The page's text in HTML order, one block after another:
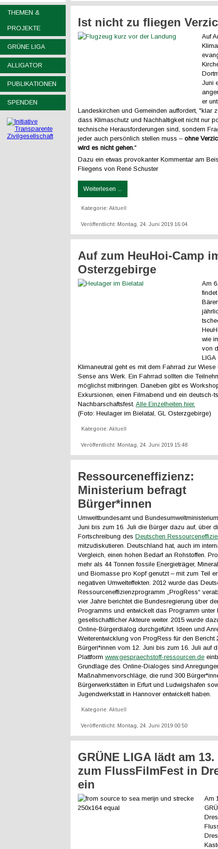
THEMEN &
PROJEKTE
GRÜNE LIGA
ALLIGATOR
PUBLIKATIONEN
SPENDEN
Ist nicht zu fliegen
Auf
Juni
er
Landeskirchen und Gemeinden auffordert, "klar
dass Klimaschutz und Nachhaltigkeit nicht nur
technische Herausforderungen sind, sondern
jeder auch persönlich stellen muss – ohne
wird es nicht gehen."
Dazu ein etwas provokanter Kommentar am
Fliegens von René Schuster
Weiterlesen ...
Kategorie: Aktuell
Veröffentlicht: Montag, 24. Juni 2019 16:04
Auf zum HeuHoi-Camp
Osterzgebirge
Am
wie
von
LIGA
Klimaneutral geht es mit dem Fahrrad zur Wiese
Sense ans Werk. Ein Fahrrad sollten die
möglichst mitbringen. Daneben gibt es
Exkursionen, einen Filmabend und ein deutsch-
Nachbarschaftsfest. Alle Einzelheiten hier.
(Foto: Heulager im Bielatal, GL Osterzgebirge)
Kategorie: Aktuell
Veröffentlicht: Montag, 24. Juni 2019 15:48
Ressourceneffizienz:
Ministerium befragt
Bürger*innen
Umweltbundesamt und
Juni bis zum 16. Juli die Bürger dazu auf, über
Fortschreibung des Deutschen
mitzudiskutieren. Deutschland hat, auch im
Vergleich, einen hohen Bedarf an Rohstoffen.
mehr als 44 Tonnen fossile Energieträger,
und Biomasse pro Kopf genutzt – mit zum Teil
negativen Umwelteffekten. 2012 wurde das
Ressourceneffizienzprogramm „ProgRess“
vier Jahre berichtet die Bundesregierung über
Programms und entwickelt das Programm unter
gesellschaftlicher Akteure weiter. 2015 wurde
Online-Bürgerdialog durchgeführt. Ideen und
Weiterentwicklung von ProgRess für den Bericht
Bürgeri*innen vom 12. Juni bis zum 16. Juli auf
Plattform www.gespraechstoff-ressourcen.de
Grundlage des Online-Dialoges sind
Maßnahmenvorschläge, die rund 300
Bürgerwerkstätten in Erfurt und Ludwigshafen
Jugendwerkstatt in Hannover entwickelt haben.
Kategorie: Aktuell
Veröffentlicht: Montag, 24. Juni 2019 00:50
GRÜNE LIGA lädt am
zum FlussFilmFest in
ein
Am